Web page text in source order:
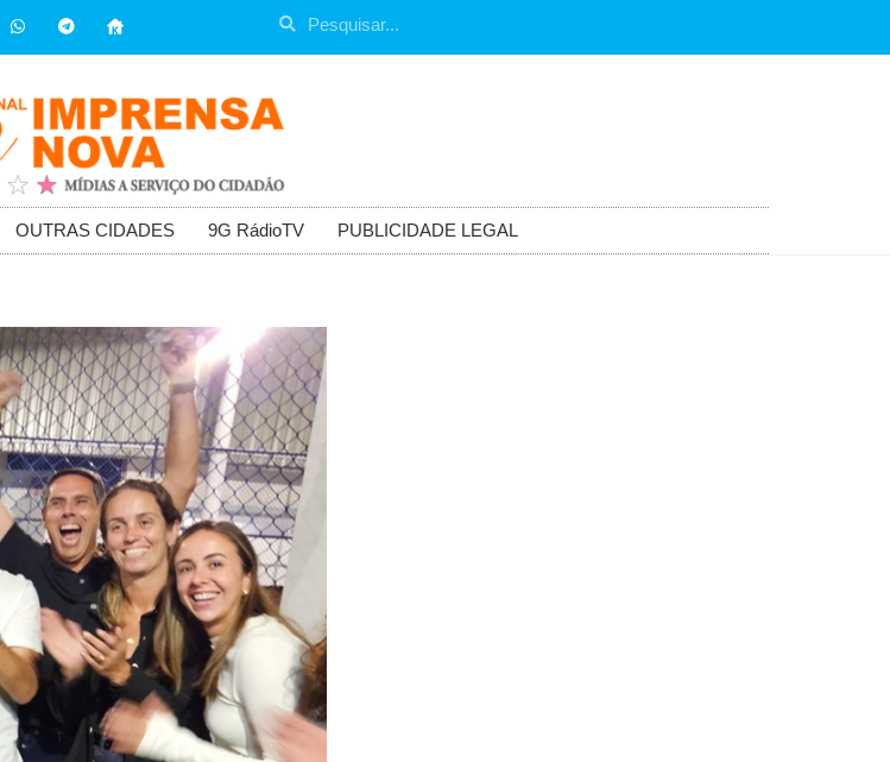
OUTRAS CIDADES 9G RádioTV PUBLICIDADE LEGAL